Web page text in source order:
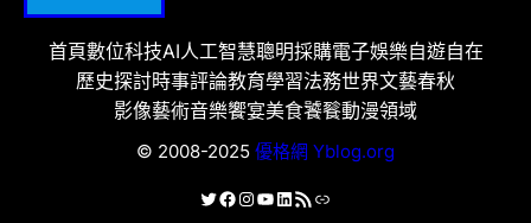
首頁數位科技AI人工智慧聰明採購電子娛樂自遊自在
歷史探討時事評論教育學習法務世界文藝春秋
影像藝術音樂饗宴美食饕餮動漫領域
© 2008-2025 優格網 Yblog.org
X Facebook
Instagram
YouTube
LinkedIn
RSS 資訊提供連結